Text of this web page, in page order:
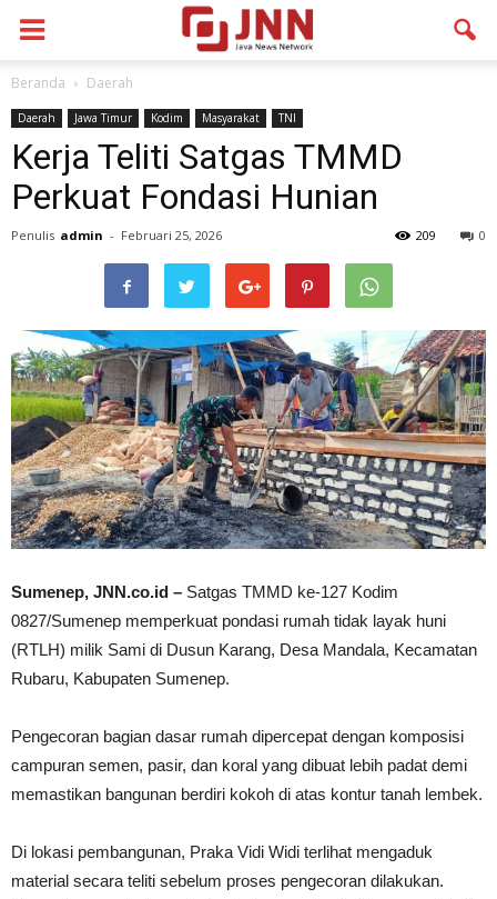
Beranda Daerah
Daerah Jawa Timur Kodim Masyarakat TNI
Kerja Teliti Satgas TMMD
Perkuat Fondasi Hunian
Penulis admin - Februari 25, 2026 0
209
Sumenep, JNN.co.id – Satgas TMMD ke-127 Kodim
0827/Sumenep memperkuat pondasi rumah tidak layak huni
(RTLH) milik Sami di Dusun Karang, Desa Mandala, Kecamatan
Rubaru, Kabupaten Sumenep.
Pengecoran bagian dasar rumah dipercepat dengan komposisi
campuran semen, pasir, dan koral yang dibuat lebih padat demi
memastikan bangunan berdiri kokoh di atas kontur tanah lembek.
Di lokasi pembangunan, Praka Vidi Widi terlihat mengaduk
material secara teliti sebelum proses pengecoran dilakukan.